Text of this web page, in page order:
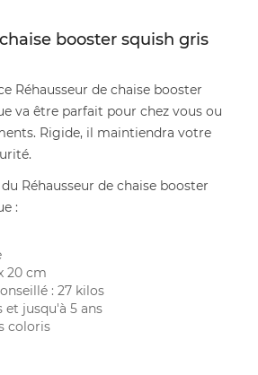
booster squish gris
Réhausseur de chaise booster
va être parfait pour chez vous ou
Rigide, il maintiendra votre
Réhausseur de chaise booster
:
20 cm
: 27 kilos
et jusqu'à 5 ans
coloris